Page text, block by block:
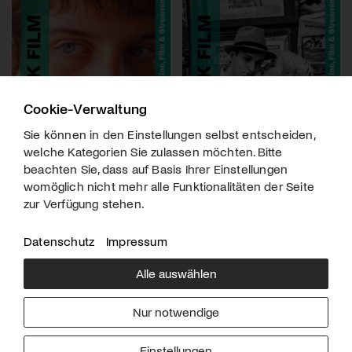
Über uns
Downloads
Werben
Impressum
Cookie-Verwaltung
Sie können in den Einstellungen selbst entscheiden,
welche Kategorien Sie zulassen möchten. Bitte
beachten Sie, dass auf Basis Ihrer Einstellungen
womöglich nicht mehr alle Funktionalitäten der Seite
zur Verfügung stehen.
Datenschutz Impressum
Alle auswählen
Nur notwendige